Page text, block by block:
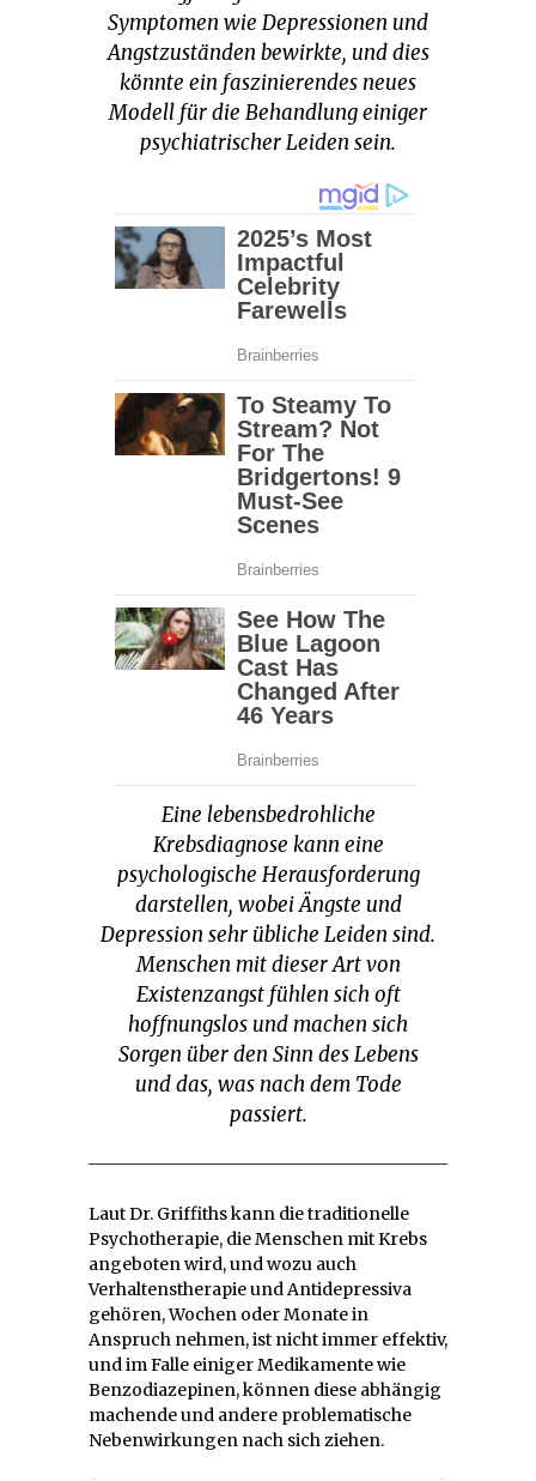
Symptomen wie Depressionen und
Angstzuständen bewirkte, und dies
könnte ein faszinierendes neues
Modell für die Behandlung einiger
psychiatrischer Leiden sein.
Eine lebensbedrohliche
Krebsdiagnose kann eine
psychologische Herausforderung
darstellen, wobei Ängste und
Depression sehr übliche Leiden sind.
Menschen mit dieser Art von
Existenzangst fühlen sich oft
hoffnungslos und machen sich
Sorgen über den Sinn des Lebens
und das, was nach dem Tode
passiert.
Laut Dr. Griffiths kann die traditionelle
Psychotherapie, die Menschen mit Krebs
angeboten wird, und wozu auch
Verhaltenstherapie und Antidepressiva
gehören, Wochen oder Monate in
Anspruch nehmen, ist nicht immer effektiv,
und im Falle einiger Medikamente wie
Benzodiazepinen, können diese abhängig
machende und andere problematische
Nebenwirkungen nach sich ziehen.